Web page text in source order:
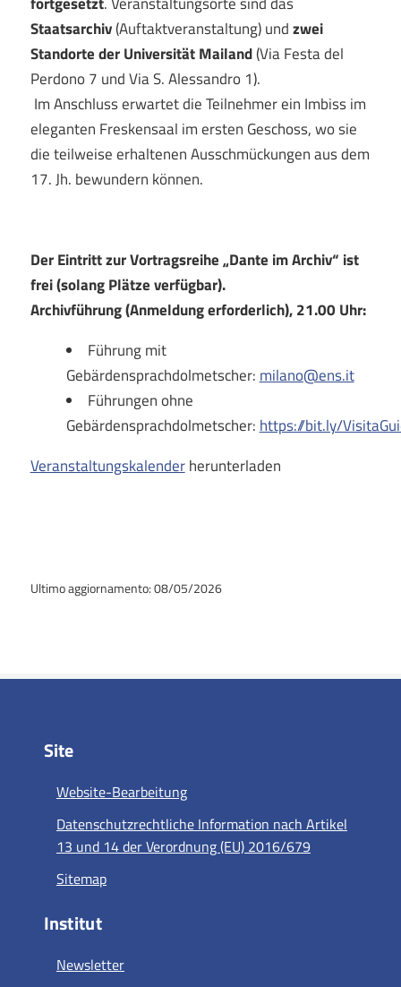
Staatsarchiv(Auftaktveranstaltung) undzwei
Standorte der Universität Mailand(Via Festa del
Perdono 7 und Via S. Alessandro 1).
Im Anschluss erwartet die Teilnehmer ein Imbiss im
eleganten Freskensaal im ersten Geschoss, wo sie
die teilweise erhaltenen Ausschmückungen aus dem
17. Jh. bewundern können.
Der Eintritt zur Vortragsreihe „Dante im Archiv“ ist
frei (solang Plätze verfügbar).
Archivführung (Anmeldung erforderlich), 21.00 Uhr:
Führung mit
Gebärdensprachdolmetscher: milano@ens.it
Führungen ohne
Gebärdensprachdolmetscher: https://bit.ly/
Veranstaltungskalenderherunterladen
Ultimo aggiornamento: 08/05/2026
Site
Website-Bearbeitung
Datenschutzrechtliche Information nach Artikel
13 und 14 der Verordnung (EU) 2016/679
Sitemap
Institut
Newsletter